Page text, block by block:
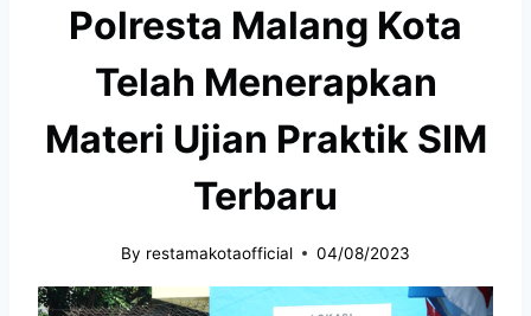
Polresta Malang Kota
Telah Menerapkan
Materi Ujian Praktik SIM
Terbaru
By restamakotaofficial 04/08/2023